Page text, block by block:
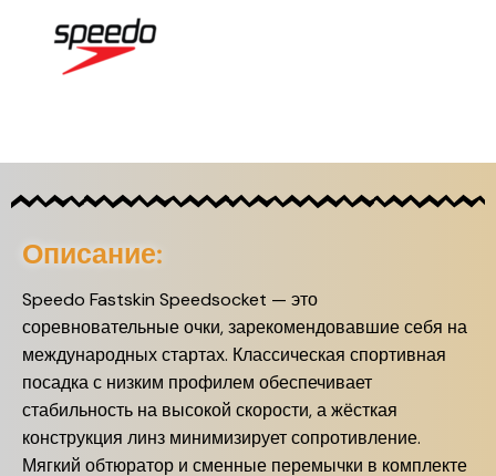
Описание:
Speedo Fastskin Speedsocket — это
соревновательные очки, зарекомендовавшие себя на
международных стартах. Классическая спортивная
посадка с низким профилем обеспечивает
стабильность на высокой скорости, а жёсткая
конструкция линз минимизирует сопротивление.
Мягкий обтюратор и сменные перемычки в комплекте